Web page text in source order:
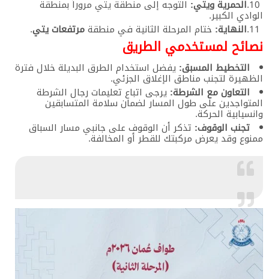
الحمرية ويتي: التوجه إلى منطقة يتي مروراً بمنطقة
الوادي الكبير.
النهاية: ختام المرحلة الثانية في منطقةمرتفعات يتي.
نصائح لمستخدمي الطريق
التخطيط المسبق: يفضل استخدام الطرق البديلة خلال فترة
الظهيرة لتجنب مناطق الإغلاق الجزئي.
التعاون مع الشرطة: يرجى اتباع تعليمات رجال الشرطة
المتواجدين على طول المسار لضمان سلامة المتسابقين
وانسيابية الحركة.
تجنب الوقوف: تذكر أن الوقوف على جانبي مسار السباق
ممنوع وقد يعرض مركبتك للقطر أو المخالفة.